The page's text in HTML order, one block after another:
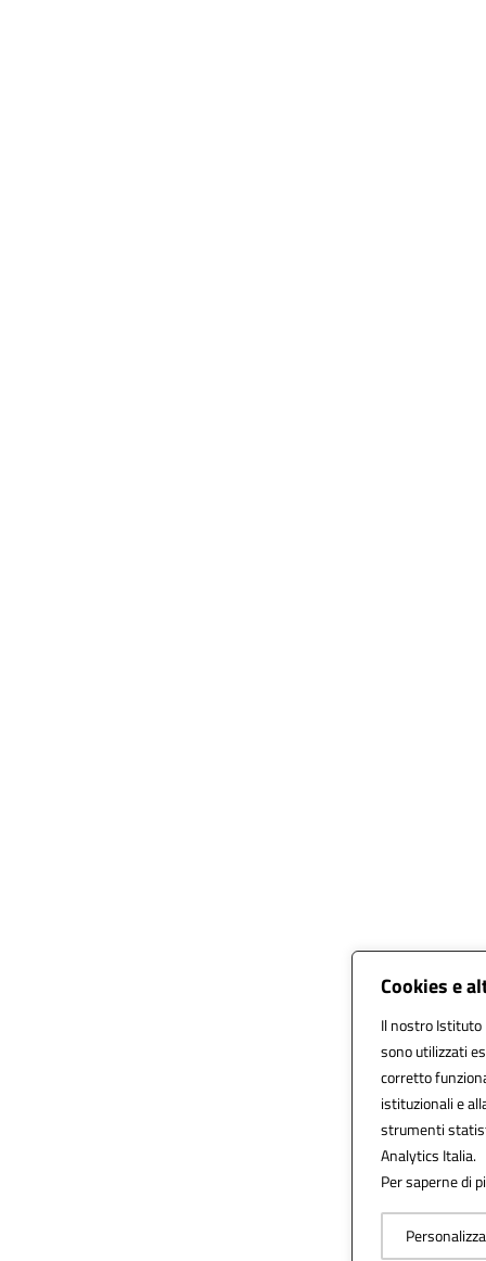
Cookies e
Il nostro
sono utilizzati
corretto
istituzionali e
strumenti
Analytics Italia.
Per saperne di
Personalizza